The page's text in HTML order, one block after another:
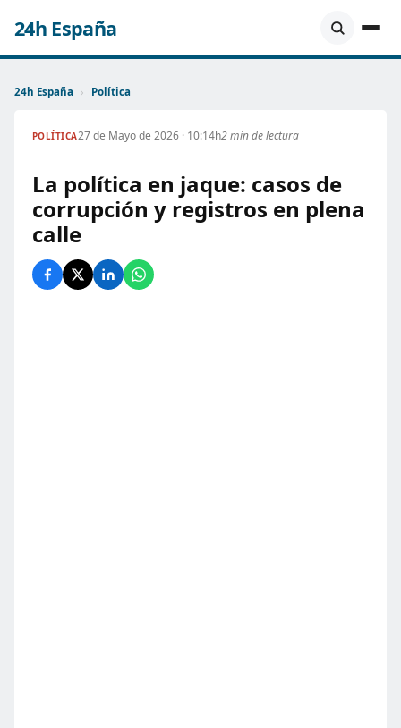
24h España
24h España › Política
POLÍTICA27 de Mayo de 2026 · 10:14h2 min de lectura
La política en jaque: casos de
corrupción y registros en plena
calle